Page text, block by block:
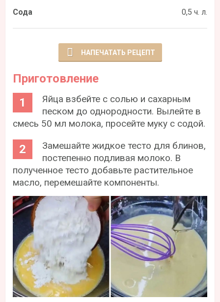
Сода
0,5 ч. л.
НАПЕЧАТАТЬ РЕЦЕПТ
Приготовление
Яйца взбейте с солью и сахарным
песком до однородности. Вылейте в
смесь 50 мл молока, просейте муку с содой.
Замешайте жидкое тесто для блинов,
постепенно подливая молоко. В
полученное тесто добавьте растительное
масло, перемешайте компоненты.